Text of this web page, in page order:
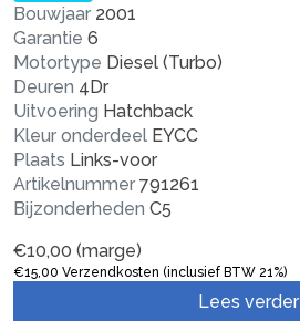
Bouwjaar 2001
Garantie 6
Motortype Diesel (Turbo)
Deuren 4Dr
Uitvoering Hatchback
Kleur onderdeel EYCC
Plaats Links-voor
Artikelnummer 791261
Bijzonderheden C5
€10,00 (marge)
€15,00 Verzendkosten (inclusief BTW 21%)
Lees verder